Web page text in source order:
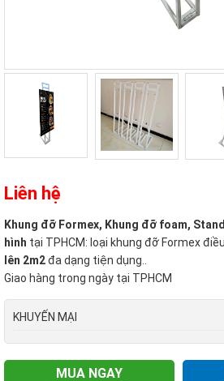
Liên hệ
Khung đỡ Formex, Khung đỡ foam,
hình tại TPHCM: loại khung đỡ Formex
lên 2m2đa dạng tiện dụng..
Giao hàng trong ngày tại TPHCM
KHUYẾN MẠI
MUA NGAY